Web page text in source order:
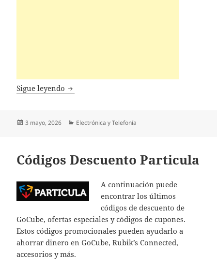
Sigue leyendo Códigos Descuento Acebeam
Publicado
3 mayo, 2026 Categorías
Electrónica y Telefonía
Códigos Descuento Particula
A continuación puede
encontrar los últimos
códigos de descuento de
GoCube, ofertas especiales y códigos de cupones.
Estos códigos promocionales pueden ayudarlo a
ahorrar dinero en GoCube, Rubik’s Connected,
accesorios y más.